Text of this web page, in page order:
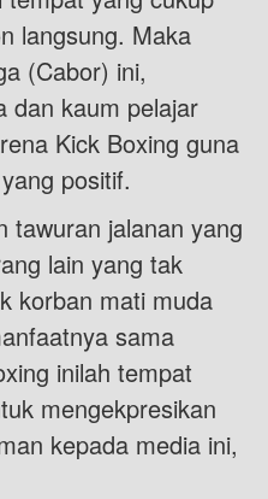
langsung. Maka
(Cabor) ini,
dan kaum pelajar
Kick Boxing guna
positif.
tawuran jalanan yang
lain yang tak
korban mati muda
sama
inilah tempat
mengekpresikan
kepada media ini,